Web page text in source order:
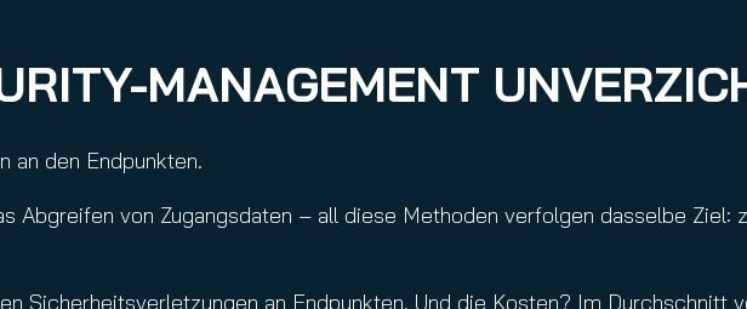
MANAGEMENT
an den Endpunkten.
Abgreifen von Zugangsdaten – all diese Methoden verfolgen dasselbe Ziel:
Sicherheitsverletzungen an Endpunkten. Und die Kosten? Im Durchschnitt